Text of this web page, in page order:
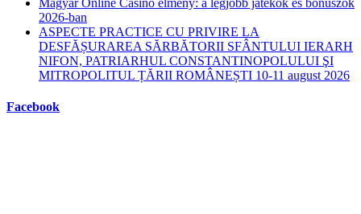
2026-ban
ASPECTE PRACTICE CU PRIVIRE LA
DESFĂȘURAREA SĂRBĂTORII SFÂNTULUI IERARH
NIFON, PATRIARHUL CONSTANTINOPOLULUI ŞI
MITROPOLITUL ȚĂRII ROMÂNEȘTI 10-11 august 2026
Facebook